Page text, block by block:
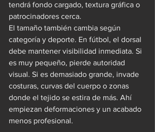
tendrá fondo cargado, textura gráfica o
patrocinadores cerca.
El tamaño también cambia según
categoría y deporte. En fútbol, el dorsal
debe mantener visibilidad inmediata. Si
es muy pequeño, pierde autoridad
visual. Si es demasiado grande, invade
costuras, curvas del cuerpo o zonas
donde el tejido se estira de más. Ahí
empiezan deformaciones y un acabado
menos profesional.